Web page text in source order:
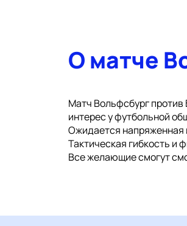
О матче
Матч Вольфсбург
интерес у футбольной
Ожидается напряженная
Тактическая гибкость и
Все желающие смогут